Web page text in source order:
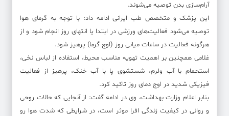
آرام‌سازی بدن توصیه می‌شوند.
این پزشک و متخصص طب ایرانی ادامه داد: با توجه به گرمای هوا
توصیه می‌شود فعالیت‌های ورزشی در ابتدا یا انتهای روز انجام شود و از
هرگونه فعالیت در ساعات میانی روز (اوج گرما) پرهیز شود.
غلامی همچنین بر اهمیت تهویه مناسب محیط، استفاده از لباس نخی،
استحمام با آب ولرم، شستشوی پا با آب خنک، پرهیز از فعالیت
فیزیکی شدید در اوج دمای روز تاکید کرد.
بنابر اعلام وزارت بهداشت، وی در ادامه گفت: از آنجایی که حالات روحی
و روانی در کیفیت زندگی افرا موثر است، در شرایطی که شدت هوا رو